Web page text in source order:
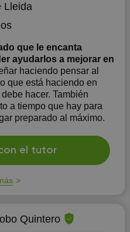
Lleida
que le encanta
ayudarlos a mejorar en
haciendo pensar al
que está haciendo en
hacer. También
a tiempo que hay para
preparado al máximo.
el tutor
Quintero